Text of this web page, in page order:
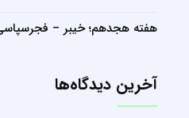
هفته هجدهم؛ خیبر –
آخرین دیدگاه‌ها